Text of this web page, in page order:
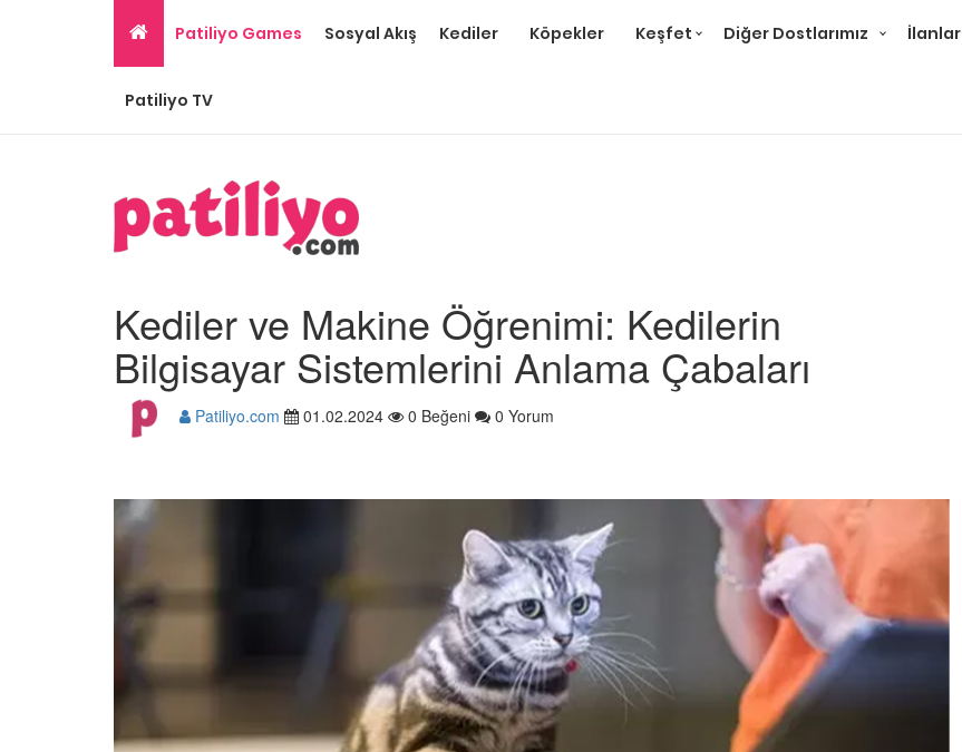
Patiliyo Games Sosyal Akış Kediler Köpekler Keşfet Diğer Dostlarımız İlanlar
Patiliyo TV
Kediler ve Makine Öğrenimi: Kedilerin
Bilgisayar Sistemlerini Anlama Çabaları
Patiliyo.com 01.02.2024 0 Beğeni 0 Yorum
Tüm İnsanların Ders Çıkarması
Gereken 26 Hayvansever Söz
Anne Kedi Yavrusunu Neden
Reddeder ve Terk Eder?
22.05.2020
Tüm İnsanların Ders Çıkarması
Gereken 26 Hayvansever Söz
22.05.2020
Anne Kedi Yavrusunu Neden
Reddeder ve Terk Eder?
22.05.2020